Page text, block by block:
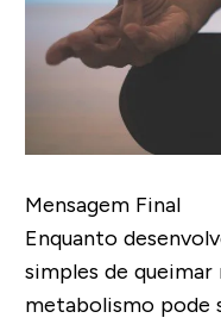
Mensagem Final
Enquanto
simples de queimar
metabolismo pode